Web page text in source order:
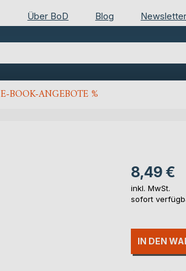
Über BoD Blog Newsletter
E-BOOK-ANGEBOTE %
8,49 €
inkl. MwSt.
sofort
IN DEN